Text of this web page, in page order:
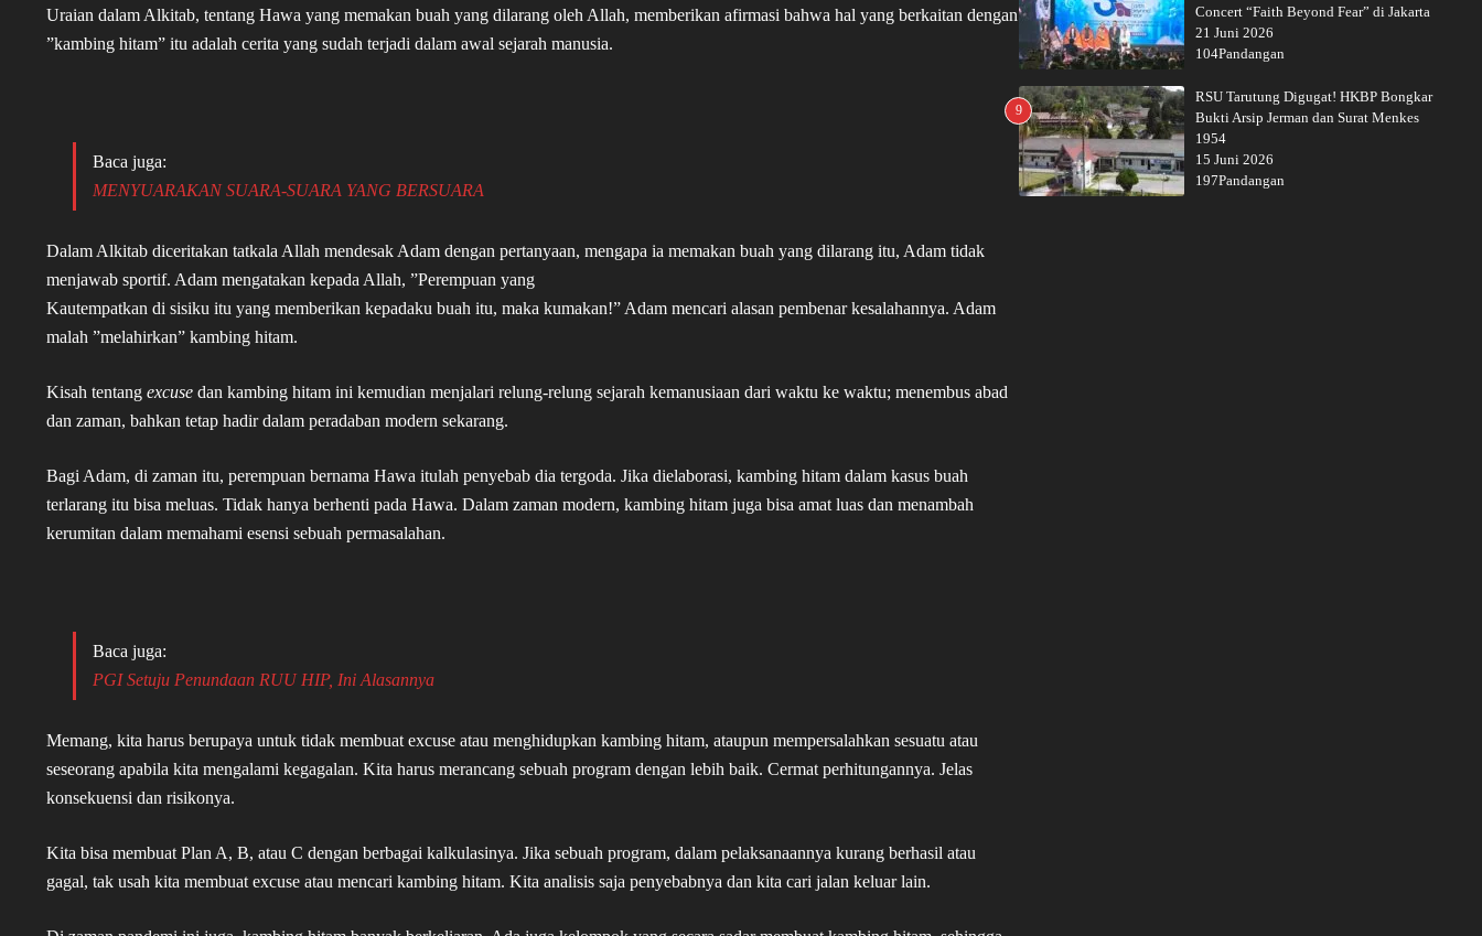
Uraian dalam Alkitab, tentang Hawa yang memakan buah yang dilarang oleh Allah, memberikan afirmasi bahwa hal yang berkaitan dengan
”kambing hitam” itu adalah cerita yang sudah terjadi dalam awal sejarah manusia.
Baca juga:
MENYUARAKAN SUARA-SUARA YANG BERSUARA
Dalam Alkitab diceritakan tatkala Allah mendesak Adam dengan pertanyaan, mengapa ia memakan buah yang dilarang itu, Adam tidak
menjawab sportif. Adam mengatakan kepada Allah, ”Perempuan yang
Kautempatkan di sisiku itu yang memberikan kepadaku buah itu, maka kumakan!” Adam mencari alasan pembenar kesalahannya. Adam
malah ”melahirkan” kambing hitam.
Kisah tentang excuse dan kambing hitam ini kemudian menjalari relung-relung sejarah kemanusiaan dari waktu ke waktu; menembus abad
dan zaman, bahkan tetap hadir dalam peradaban modern sekarang.
Bagi Adam, di zaman itu, perempuan bernama Hawa itulah penyebab dia tergoda. Jika dielaborasi, kambing hitam dalam kasus buah
terlarang itu bisa meluas. Tidak hanya berhenti pada Hawa. Dalam zaman modern, kambing hitam juga bisa amat luas dan menambah
kerumitan dalam memahami esensi sebuah permasalahan.
Baca juga:
PGI Setuju Penundaan RUU HIP, Ini Alasannya
Memang, kita harus berupaya untuk tidak membuat excuse atau menghidupkan kambing hitam, ataupun mempersalahkan sesuatu atau
seseorang apabila kita mengalami kegagalan. Kita harus merancang sebuah program dengan lebih baik. Cermat perhitungannya. Jelas
konsekuensi dan risikonya.
Kita bisa membuat Plan A, B, atau C dengan berbagai kalkulasinya. Jika sebuah program, dalam pelaksanaannya kurang berhasil atau
gagal, tak usah kita membuat excuse atau mencari kambing hitam. Kita analisis saja penyebabnya dan kita cari jalan keluar lain.
Concert “Faith Beyond Fear” di Jakarta
21 Juni 2026
104Pandangan
9
RSU Tarutung Digugat! HKBP Bongkar
Bukti Arsip Jerman dan Surat Menkes
1954
15 Juni 2026
197Pandangan